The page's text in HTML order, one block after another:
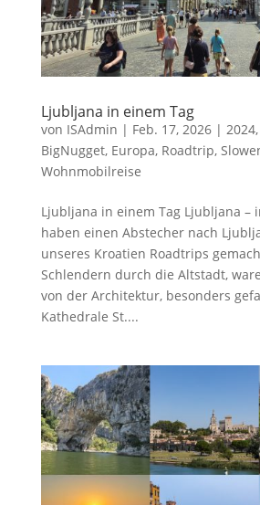
Ljubljana in einem Tag
von ISAdmin | Feb. 17, 2026| 2024,
BigNugget, Europa, Roadtrip,
Wohnmobilreise
Ljubljana in einem Tag Ljubljana –
haben einen Abstecher nach
unseres Kroatien Roadtrips
Schlendern durch die Altstadt,
von der Architektur, besonders
Kathedrale St....